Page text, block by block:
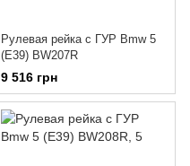
Рулевая рейка с ГУР Bmw 5
(E39) BW207R
9 516 грн